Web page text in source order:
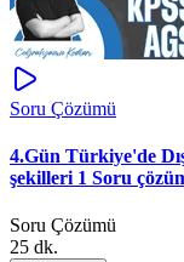
Soru Çözümü
4.Gün Türkiye'de
şekilleri 1 Soru
Soru Çözümü
25 dk.